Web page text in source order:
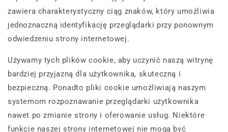
zawiera charakterystyczny ciąg znaków, który umożliwia
jednoznaczną identyfikację przeglądarki przy ponownym
odwiedzeniu strony internetowej.
Używamy tych plików cookie, aby uczynić naszą witrynę
bardziej przyjazną dla użytkownika, skuteczną i
bezpieczną. Ponadto pliki cookie umożliwiają naszym
systemom rozpoznawanie przeglądarki użytkownika
nawet po zmianie strony i oferowanie usług. Niektóre
funkcje naszej strony internetowej nie mogą być